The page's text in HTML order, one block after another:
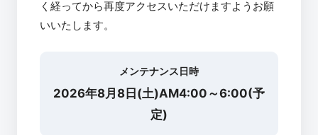
く経ってから再度アクセスいただけますようお願
いいたします。
メンテナンス日時
2026年8月8日(土)AM4:00～6:00(予
定)